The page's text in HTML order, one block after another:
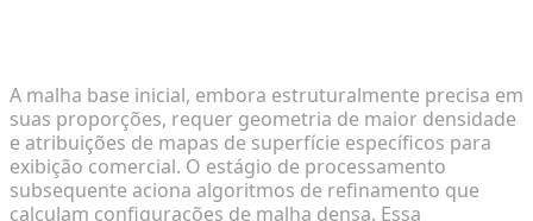
A malha base inicial, embora estruturalmente precisa em
suas proporções, requer geometria de maior densidade
e atribuições de mapas de superfície específicos para
exibição comercial. O estágio de processamento
subsequente aciona algoritmos de refinamento que
calculam configurações de malha densa. Essa